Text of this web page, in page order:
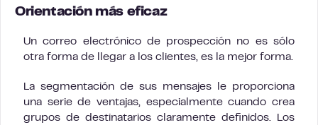
Orientación más eficaz
Un correo electrónico de prospección no es sólo
otra forma de llegar a los clientes, es la mejor forma.
La segmentación de sus mensajes le proporciona
una serie de ventajas, especialmente cuando crea
grupos de destinatarios claramente definidos. Los